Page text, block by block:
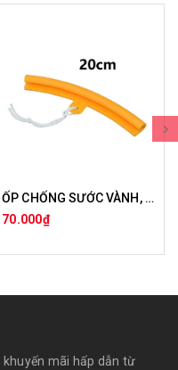
ỐP CHỐNG SƯỚC VÀNH, LA ZĂNG
70.000₫
mãi hấp dẫn từ